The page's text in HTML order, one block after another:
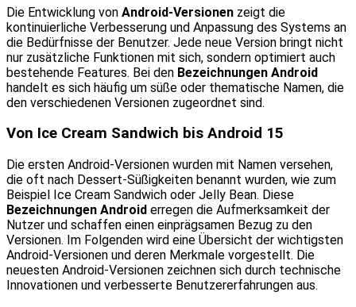
Die Entwicklung von Android-Versionen zeigt die
kontinuierliche Verbesserung und Anpassung des Systems an
die Bedürfnisse der Benutzer. Jede neue Version bringt nicht
nur zusätzliche Funktionen mit sich, sondern optimiert auch
bestehende Features. Bei den Bezeichnungen Android
handelt es sich häufig um süße oder thematische Namen, die
den verschiedenen Versionen zugeordnet sind.
Von Ice Cream Sandwich bis Android 15
Die ersten Android-Versionen wurden mit Namen versehen,
die oft nach Dessert-Süßigkeiten benannt wurden, wie zum
Beispiel Ice Cream Sandwich oder Jelly Bean. Diese
Bezeichnungen Android erregen die Aufmerksamkeit der
Nutzer und schaffen einen einprägsamen Bezug zu den
Versionen. Im Folgenden wird eine Übersicht der wichtigsten
Android-Versionen und deren Merkmale vorgestellt. Die
neuesten Android-Versionen zeichnen sich durch technische
Innovationen und verbesserte Benutzererfahrungen aus.